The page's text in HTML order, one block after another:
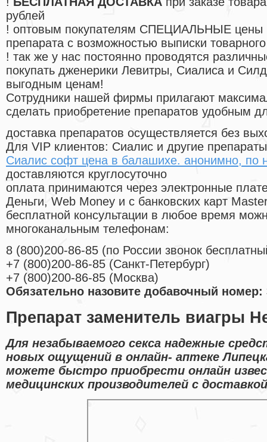
рублей
! оптовым покупателям СПЕЦИАЛЬНЫЕ цены
препарата с возможностью выписки
! так же у нас постоянно проводятся
покупать дженерики Левитры, Сиалиса и
выгодным ценам!
Cотрудники нашей фирмы прилагают
сделать приобретение препаратов удобным
доставка препаратов осуществляется без
Для VIP клиентов: Сиалис и другие
Сиалис софт цена в балашихе. анонимно, по
доставляются круглосуточно
оплата принимаются через электронные
Деньги, Web Money и с банковских карт
бесплатной консультации в любое время
многоканальным телефонам:
8 (800)200-86-85 (по России звонок
+7 (800)200-86-85 (Санкт-Петербург)
+7 (800)200-86-85 (Москва)
Обязательно назовите добавочный номер:
Препарат заменитель виагры
Для незабываемого секса надежные
новых ощущений в онлайн- аптеке
можете быстро приобрести онлайн
медицинских производителей с